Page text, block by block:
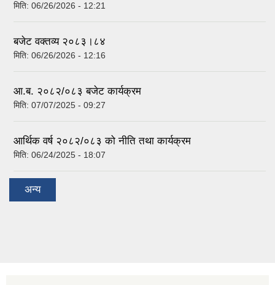
मिति: 06/26/2026 - 12:21
बजेट वक्तव्य २०८३।८४
मिति: 06/26/2026 - 12:16
आ.ब. २०८२/०८३ बजेट कार्यक्रम
मिति: 07/07/2025 - 09:27
आर्थिक वर्ष २०८२/०८३ को नीति तथा कार्यक्रम
मिति: 06/24/2025 - 18:07
अन्य